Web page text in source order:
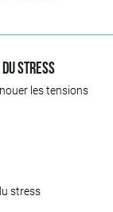
stress
les tensions
stress